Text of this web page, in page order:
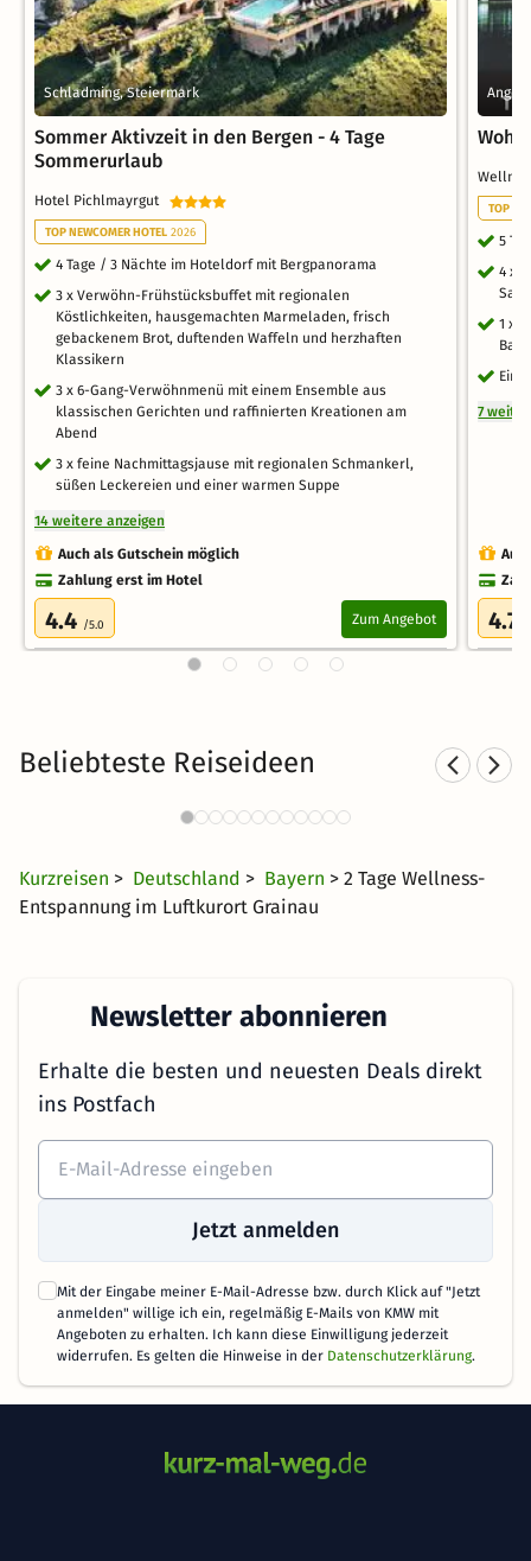
Schladming, Steiermark
Sommer Aktivzeit in den Bergen - 4 Tage
Sommerurlaub
Hotel Pichlmayrgut
TOP NEWCOMER HOTEL 2026
4 Tage / 3 Nächte im Hoteldorf mit Bergpanorama
3 x Verwöhn-Frühstücksbuffet mit regionalen
Köstlichkeiten, hausgemachten Marmeladen, frisch
gebackenem Brot, duftenden Waffeln und herzhaften
Klassikern
3 x 6-Gang-Verwöhnmenü mit einem Ensemble aus
klassischen Gerichten und raffinierten Kreationen am
Abend
3 x feine Nachmittagsjause mit regionalen Schmankerl,
süßen Leckereien und einer warmen Suppe
14 weitere anzeigen
Auch als Gutschein möglich
Zahlung erst im Hotel
4.4 /5.0 Zum Angebot
Anger
TOP
5
4 x
1 x
7
4.7
Beliebteste Reiseideen
Romantische Hotels in Bayern
1032 Angebote
Kurzreisen > Deutschland > Bayern > 2 Tage Wellness-
Entspannung im Luftkurort Grainau
Newsletter abonnieren
Erhalte die besten und neuesten Deals direkt
ins Postfach
Jetzt anmelden
Mit der Eingabe meiner E-Mail-Adresse bzw. durch Klick auf "Jetzt
anmelden" willige ich ein, regelmäßig E-Mails von KMW mit
Angeboten zu erhalten. Ich kann diese Einwilligung jederzeit
widerrufen. Es gelten die Hinweise in der Datenschutzerklärung.